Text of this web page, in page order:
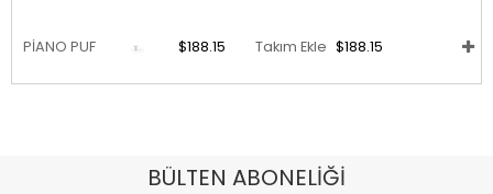
PİANO PUF $188.15 Takım Ekle $188.15
BÜLTEN ABONELİĞİ